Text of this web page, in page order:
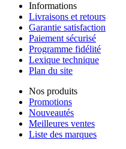
Informations
Livraisons et retours
Garantie satisfaction
Paiement sécurisé
Programme fidélité
Lexique technique
Plan du site
Nos produits
Promotions
Nouveautés
Meilleures ventes
Liste des marques